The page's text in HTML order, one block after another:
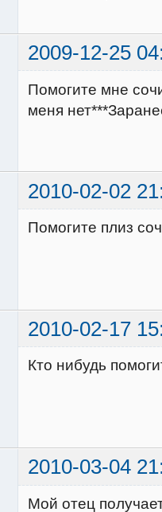
2009-12-25
Помогите мне
меня
2010-02-02
Помогите плиз
2010-02-17
Кто нибудь
2010-03-04
Мой отец